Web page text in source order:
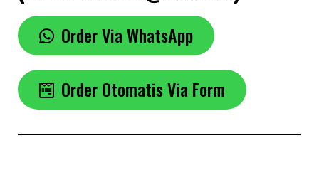
Order Via WhatsApp
Order Otomatis Via Form